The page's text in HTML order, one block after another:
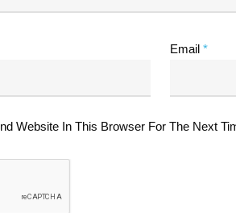
Email *
Website In This Browser For The Next